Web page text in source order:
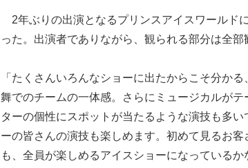
2年ぶりの出演となるプリンスアイスワールド
った。出演者でありながら、観られる部分は全部
「たくさんいろんなショーに出たからこそ分か
舞でのチームの一体感。さらにミュージカルが
ターの個性にスポットが当たるような演技も多
ーの皆さんの演技も楽しめます。初めて見るお
も、全員が楽しめるアイスショーになっている